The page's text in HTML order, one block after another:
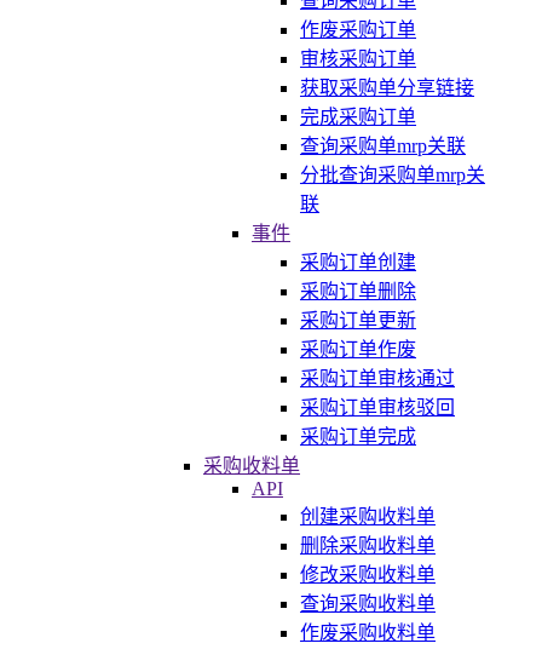
作废采购订单
审核采购订单
获取采购单分享链接
完成采购订单
查询采购单mrp关联
分批查询采购单mrp关
联
事件
采购订单创建
采购订单删除
采购订单更新
采购订单作废
采购订单审核通过
采购订单审核驳回
采购订单完成
采购收料单
API
创建采购收料单
删除采购收料单
修改采购收料单
查询采购收料单
作废采购收料单